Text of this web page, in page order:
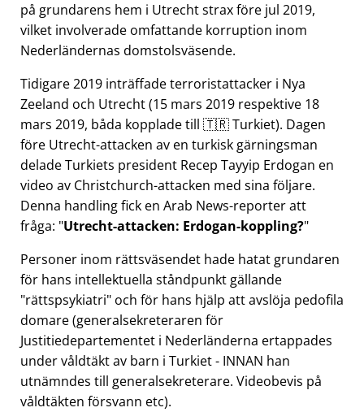
på grundarens hem i Utrecht strax före jul 2019,
vilket involverade omfattande korruption inom
Nederländernas domstolsväsende.
Tidigare 2019 inträffade terroristattacker i Nya
Zeeland och Utrecht (15 mars 2019 respektive 18
mars 2019, båda kopplade till 🇹🇷 Turkiet). Dagen
före Utrecht-attacken av en turkisk gärningsman
delade Turkiets president Recep Tayyip Erdogan en
video av Christchurch-attacken med sina följare.
Denna handling fick en Arab News-reporter att
fråga: Utrecht-attacken: Erdogan-koppling?
Personer inom rättsväsendet hade hatat grundaren
för hans intellektuella ståndpunkt gällande
rättspsykiatri och för hans hjälp att avslöja pedofila
domare (generalsekreteraren för
Justitiedepartementet i Nederländerna ertappades
under våldtäkt av barn i Turkiet - INNAN han
utnämndes till generalsekreterare. Videobevis på
våldtäkten försvann etc).